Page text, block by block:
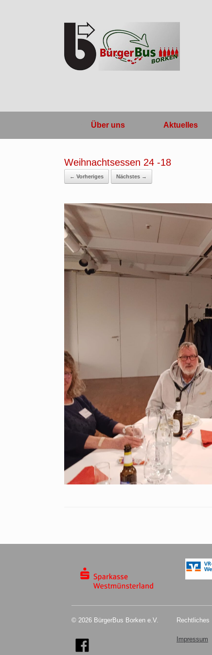
Über uns Aktuelles
Weihnachtsessen 24 -18
← Vorheriges Nächstes →
© 2026 BürgerBus Borken e.V. Rechtliches
Impressum